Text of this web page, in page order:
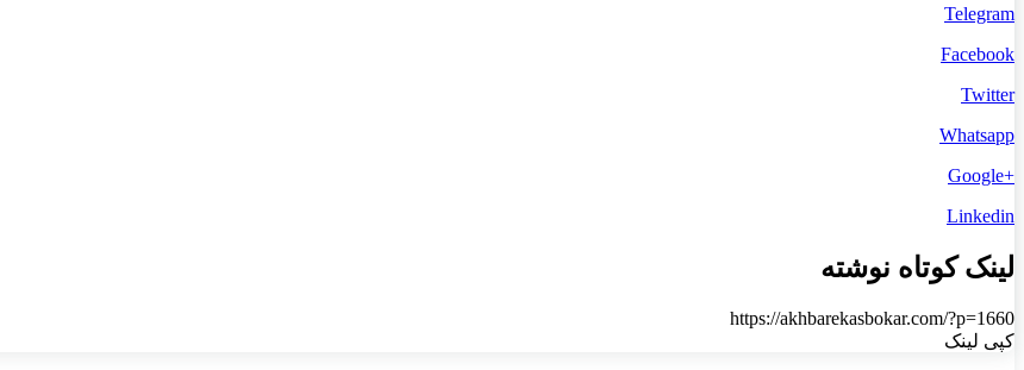
Telegram
Facebook
Twitter
Whatsapp
+Google
Linkedin
لینک کوتاه نوشته
https://akhbarekasbokar.com/?p=1660
کپی لینک